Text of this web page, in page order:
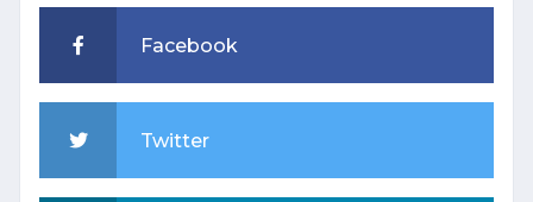
Facebook
Twitter